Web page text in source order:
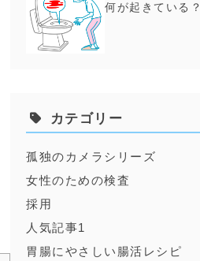
何が起きている？
カテゴリー
孤独のカメラシリーズ
女性のための検査
採用
人気記事1
胃腸にやさしい腸活レシピ